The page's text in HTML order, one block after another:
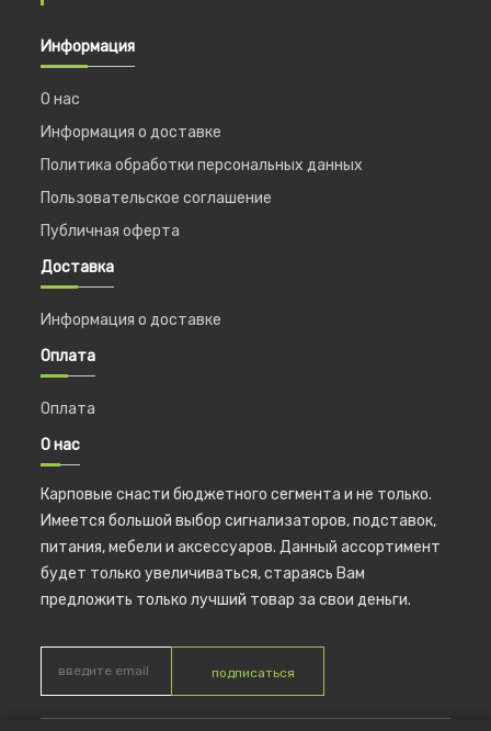
Информация
О нас
Информация о доставке
Политика обработки персональных данных
Пользовательское соглашение
Публичная оферта
Доставка
Информация о доставке
Оплата
Оплата
О нас
Карповые снасти бюджетного сегмента и не только.
Имеется большой выбор сигнализаторов, подставок,
питания, мебели и аксессуаров. Данный ассортимент
будет только увеличиваться, стараясь Вам
предложить только лучший товар за свои деньги.
подписаться